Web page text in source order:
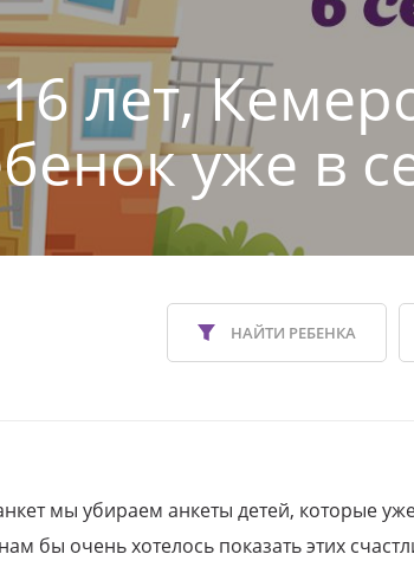
лет,
уже в
НАЙТИ РЕБЕНКА
мы убираем анкеты детей, которые
бы очень хотелось показать этих